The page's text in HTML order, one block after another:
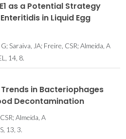
as a Potential Strategy
in Liquid Egg
Saraiva, JA; Freire, CSR; Almeida, A
14, 8.
in Bacteriophages
Decontamination
Almeida, A
13, 3.